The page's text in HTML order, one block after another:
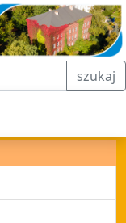
szukaj